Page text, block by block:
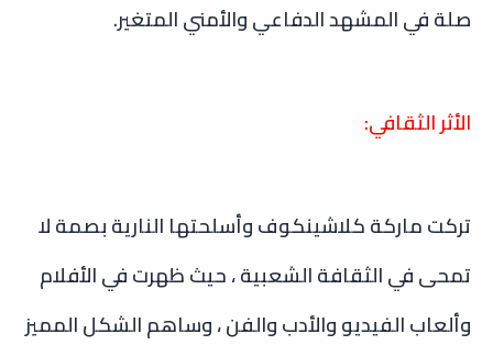
صلة في المشهد الدفاعي والأمني المتغير.
الأثر الثقافي:
تركت ماركة كلاشينكوف وأسلحتها النارية بصمة لا
تمحى في الثقافة الشعبية ، حيث ظهرت في الأفلام
وألعاب الفيديو والأدب والفن ، وساهم الشكل المميز